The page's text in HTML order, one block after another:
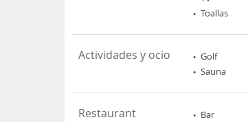
Toallas
Actividades y ocio Golf
Sauna
Restaurant Bar